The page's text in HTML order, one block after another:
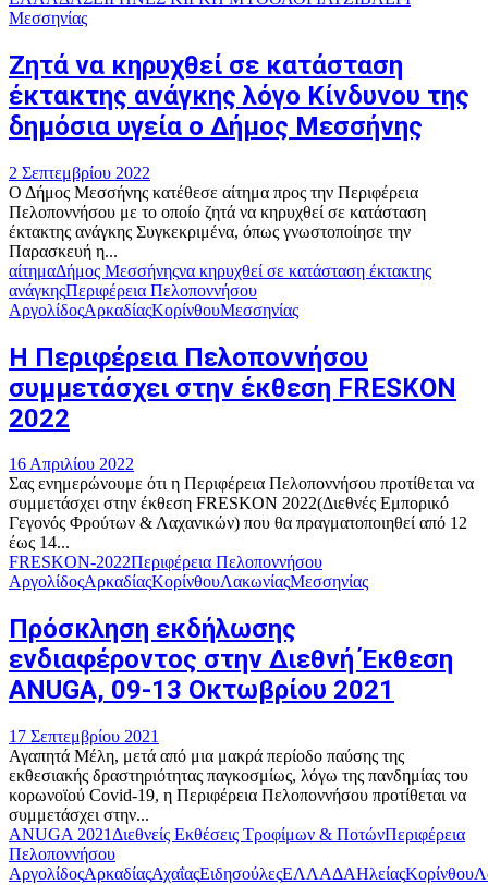
Μεσσηνίας
Ζητά να κηρυχθεί σε κατάσταση
έκτακτης ανάγκης λόγο Κίνδυνου της
δημόσια υγεία ο Δήμος Μεσσήνης
2 Σεπτεμβρίου 2022
Ο Δήμος Μεσσήνης κατέθεσε αίτημα προς την Περιφέρεια
Πελοποννήσου με το οποίο ζητά να κηρυχθεί σε κατάσταση
έκτακτης ανάγκης Συγκεκριμένα, όπως γνωστοποίησε την
Παρασκευή η...
αίτημαΔήμος Μεσσήνηςνα κηρυχθεί σε κατάσταση έκτακτης
ανάγκηςΠεριφέρεια Πελοποννήσου
ΑργολίδοςΑρκαδίαςΚορίνθουΜεσσηνίας
H Περιφέρεια Πελοποννήσου
συμμετάσχει στην έκθεση FRESKON
2022
16 Απριλίου 2022
Σας ενημερώνουμε ότι η Περιφέρεια Πελοποννήσου προτίθεται να
συμμετάσχει στην έκθεση FRESKON 2022(Διεθνές Εμπορικό
Γεγονός Φρούτων & Λαχανικών) που θα πραγματοποιηθεί από 12
έως 14...
FRESKON-2022Περιφέρεια Πελοποννήσου
ΑργολίδοςΑρκαδίαςΚορίνθουΛακωνίαςΜεσσηνίας
Πρόσκληση εκδήλωσης
ενδιαφέροντος στην Διεθνή Έκθεση
ANUGA, 09-13 Οκτωβρίου 2021
17 Σεπτεμβρίου 2021
Αγαπητά Μέλη, μετά από μια μακρά περίοδο παύσης της
εκθεσιακής δραστηριότητας παγκοσμίως, λόγω της πανδημίας του
κορωνοϊού Covid-19, η Περιφέρεια Πελοποννήσου προτίθεται να
συμμετάσχει στην...
ANUGA 2021 Διεθνείς Εκθέσεις Τροφίμων & ΠοτώνΠεριφέρεια
Πελοποννήσου
ΑργολίδοςΑρκαδίαςΑχαΐαςΕιδησούλεςΕΛΛΑΔΑΗλείαςΚορίνθου